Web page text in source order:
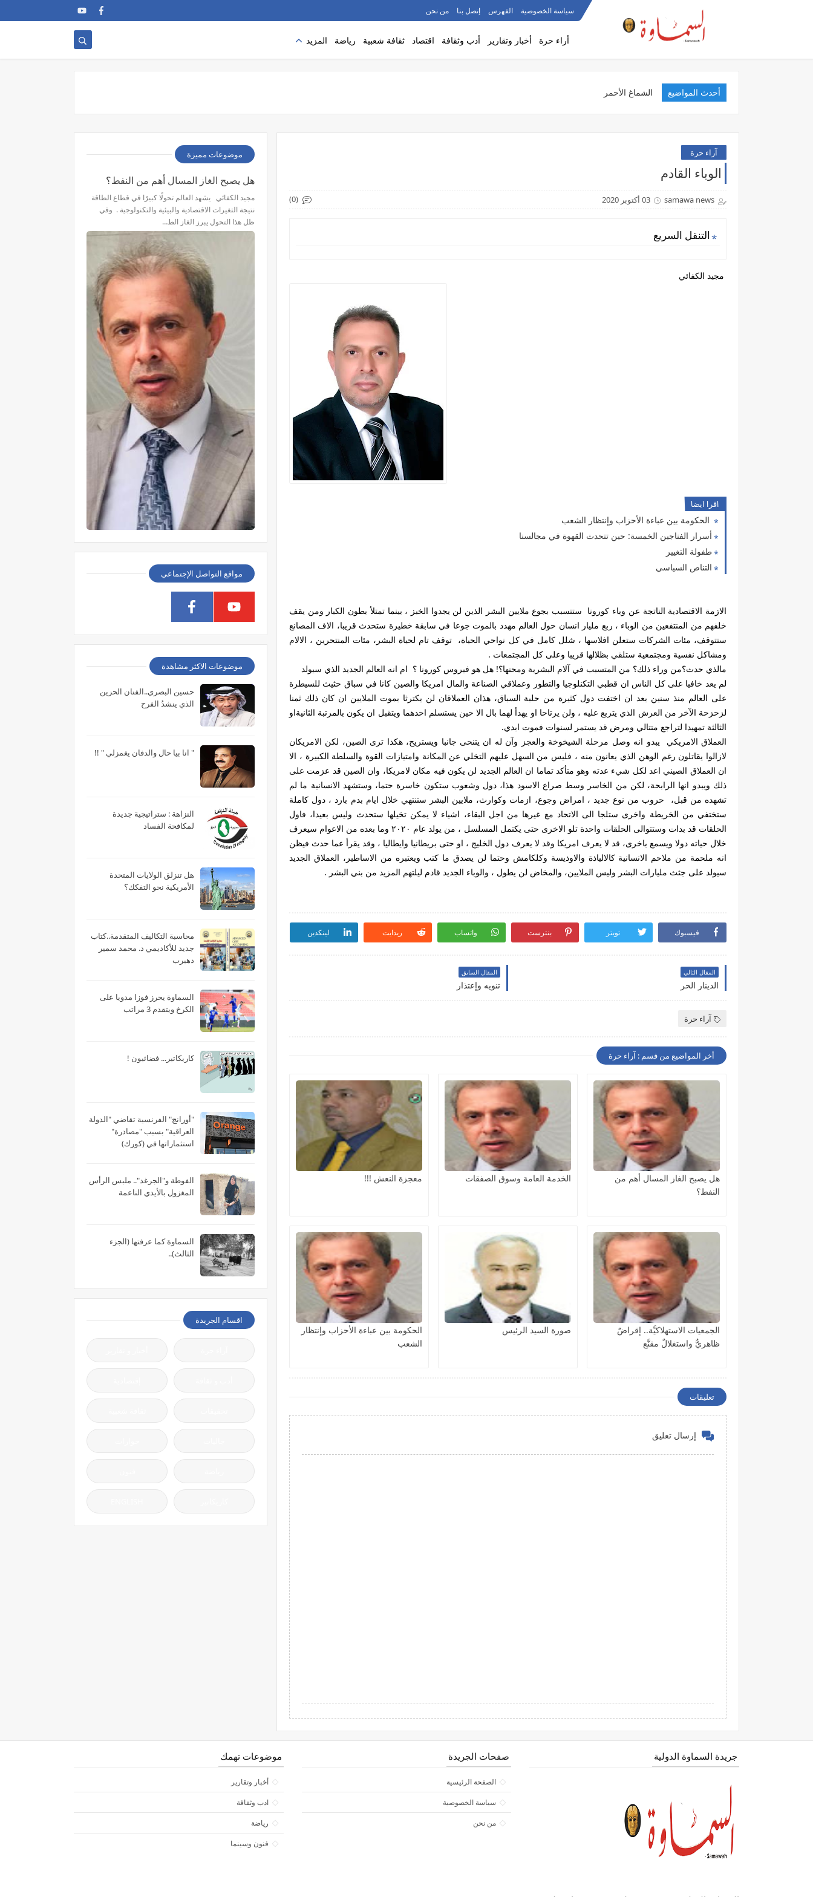
سياسة الخصوصية الفهرس إتصل بنا من نحن
أراء حرة أخبار وتقارير أدب وثقافة اقتصاد ثقافة شعبية رياضة المزيد
أحدث المواضيع الشماغ الأحمر.. قصة ق
آراء حرة
الوباء القادم
samawa news 03 أكتوبر 2020 (0)
التنقل السريع
مجيد الكفائي
اقرا ايضا
الحكومة بين عباءة الأحزاب وإنتظار الشعب
أسرار الفناجين الخمسة: حين تتحدث القهوة في مجالسنا
طفولة التغيير
التناص السياسي
الازمة الاقتصادية الناتجة عن وباء كورونا ستتسبب بجوع ملايين البشر الذين لن يجدوا الخبز ، بينما تمتلأ بطون الكبار ومن يقف
خلفهم من المنتفعين من الوباء ، ربع مليار انسان حول العالم مهدد بالموت جوعا في سابقة خطيرة ستحدث قريبا، الاف المصانع
ستتوقف، مئات الشركات ستعلن افلاسها ، شلل كامل في كل نواحي الحياة، توقف تام لحياة البشر، مئات المنتحرين ، الالام
ومشاكل نفسية ومجتمعية ستلقي بظلالها قريبا وعلى كل المجتمعات .
مالذي حدث؟من وراء ذلك؟ من المتسبب في آلام البشرية ومحنها؟! هل هو فيروس كورونا ؟ ام انه العالم الجديد الذي سيولد
لم يعد خافيا على كل الناس ان قطبي التكنلوجيا والتطور وعملاقي الصناعة والمال امريكا والصين كانا في سباق حثيث للسيطرة
على العالم منذ سنين بعد ان اختفت دول كثيرة من حلبة السباق، هذان العملاقان لن يكترثا بموت الملايين ان كان ذلك ثمنا
لزحزحة الآخر من العرش الذي يتربع عليه ، ولن يرتاحا او يهدأ لهما بال الا حين يستسلم احدهما ويتقبل ان يكون بالمرتبة الثانيةاو
الثالثة تمهيدا لتراجع متتالي ومرض قد يستمر لسنوات فموت ابدي.
العملاق الامريكي يبدو انه وصل مرحلة الشيخوخة والعجز وآن له ان يتنحى جانبا ويستريح، هكذا ترى الصين، لكن الامريكان
لازالوا يقاتلون رغم الوهن الذي يعانون منه ، فليس من السهل عليهم التخلي عن المكانة وامتيازات القوة والسلطة الكبيرة ، الا
ان العملاق الصيني اعد لكل شيء عدته وهو متأكد تماما ان العالم الجديد لن يكون فيه مكان لامريكا، وان الصين قد عزمت على
ذلك ويبدو انها الرابحة، لكن من الخاسر وسط صراع الاسود هذا، دول وشعوب ستكون خاسرة حتما، وستشهد الانسانية ما لم
تشهده من قبل، حروب من نوع جديد ، امراض وجوع، ازمات وكوارث، ملايين البشر ستنتهي خلال ايام بدم بارد ، دول كاملة
ستختفي من الخريطة واخرى ستلجا الى الاتحاد مع غيرها من اجل البقاء، اشياء لا يمكن تخيلها ستحدث وليس بعيدا، فاول
الحلقات قد بدات وستتوالى الحلقات واحدة تلو الاخرى حتى يكتمل المسلسل ، من يولد عام ٢٠٢٠ وما بعده من الاعوام سيعرف
خلال حياته دولا ويسمع باخرى، قد لا يعرف امريكا وقد لا يعرف دول الخليج ، او حتى بريطانيا وايطاليا ، وقد يقرأ عما حدث فيظن
انه ملحمة من ملاحم الانسانية كالالياذة والاوذيسة وكلكامش وحتما لن يصدق ما كتب ويعتبره من الاساطير، العملاق الجديد
سيولد على جثث مليارات البشر وليس الملايين، والمخاض لن يطول ، والوباء الجديد قادم ليلتهم المزيد من بني البشر .
فيسبوك تويتر بنترست واتساب ريدايت لينكدين
المقال التالي
الدينار الحر
المقال السابق
تنويه وإعتذار
آراء حرة
أخر المواضيع من قسم : آراء حرة
هل يصبح الغاز المسال أهم من
النفط؟
الخدمة العامة وسوق الصفقات معجزة النعش !!!
الجمعيات الاستهلاكيَّة.. إقراضٌ
ظاهريٌّ واستغلالٌ مقنَّع
صورة السيد الرئيس
الحكومة بين عباءة الأحزاب وإنتظار
الشعب
تعليقات
إرسال تعليق
موضوعات مميزة
هل يصبح الغاز المسال أهم من النفط؟
مجيد الكفائي يشهد العالم تحولًا كبيرًا في قطاع الطاقة
نتيجة التغيرات الاقتصادية والبيئية والتكنولوجية . وفي
ظل هذا التحول يبرز الغاز الط…
مواقع التواصل الإجتماعي
موضوعات الاكثر مشاهدة
حسين البصري..الفنان الحزين
الذي ينشدُ الفرح
" انا بيا حال والدفان يغمزلي " !!
النزاهة : ستراتيجية جديدة
لمكافحة الفساد
هل تنزلق الولايات المتحدة
الأمريكية نحو التفكك؟
محاسبة التكاليف المتقدمة..كتاب
جديد للأكاديمي د. محمد سمير
دهيرب
السماوة يحرز فوزا مدويا على
الكرخ ويتقدم 3 مراتب
كاريكاتير... فضائيون !
"أورانج" الفرنسية تقاضي "الدولة
العراقية" بسبب "مصادرة"
استثماراتها في (كورك)
الفوطة و"الجرغد".. ملبس الرأس
المغزول بالأيدي الناعمة
السماوة كما عرفتها (الجزء
الثالث)..
اقسام الجريدة
جريدة السماوة الدولية صفحات الجريدة
الصفحة الرئيسية
سياسة الخصوصية
من نحن
موضوعات تهمك
أخبار وتقارير
ادب وثقافة
رياضة
فنون وسينما